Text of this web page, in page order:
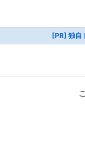
[PR] 独自